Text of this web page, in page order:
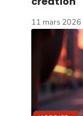
11 mars 2026